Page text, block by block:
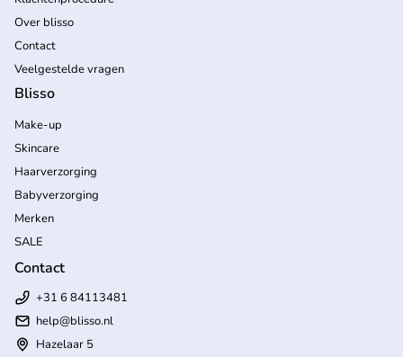
Over blisso
Contact
Veelgestelde vragen
Blisso
Make-up
Skincare
Haarverzorging
Babyverzorging
Merken
SALE
Contact
+31 6 84113481
help@blisso.nl
Hazelaar 5